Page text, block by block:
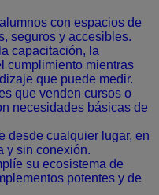
con espacios de
seguros y accesibles.
capacitación, la
cumplimiento mientras
que puede medir.
que venden cursos o
necesidades básicas de
desde cualquier lugar, en
y sin conexión.
su ecosistema de
potentes y de